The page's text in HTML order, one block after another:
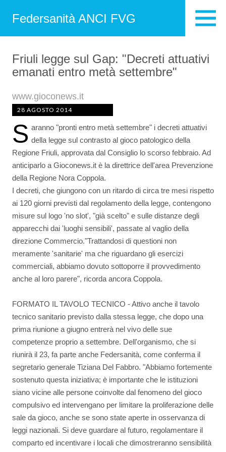
Federsanità ANCI FVG
Friuli legge sul Gap: "Decreti attuativi
emanati entro metà settembre"
www.gioconews.it
28 AGOSTO 2014
S aranno "pronti entro metà settembre" i decreti attuativi
della legge sul contrasto al gioco patologico della
Regione Friuli, approvata dal Consiglio lo scorso febbraio. Ad
anticiparlo a Gioconews.it è la direttrice dell'area Prevenzione
della Regione Nora Coppola.
I decreti, che giungono con un ritardo di circa tre mesi rispetto
ai 120 giorni previsti dal regolamento della legge, contengono
misure sul logo 'no slot', "già scelto" e sulle distanze degli
apparecchi dai 'luoghi sensibili', passate al vaglio della
direzione Commercio."Trattandosi di questioni non
meramente 'sanitarie' ma che riguardano gli esercizi
commerciali, abbiamo dovuto sottoporre il provvedimento
anche al loro parere", ricorda ancora Coppola.
FORMATO IL TAVOLO TECNICO - Attivo anche il tavolo
tecnico sanitario previsto dalla stessa legge, che dopo una
prima riunione a giugno entrerà nel vivo delle sue
competenze proprio a settembre. Dell'organismo, che si
riunirà il 23, fa parte anche Federsanità, come conferma il
segretario generale Tiziana Del Fabbro. "Abbiamo fortemente
sostenuto questa iniziativa; è importante che le istituzioni
siano vicine alle persone coinvolte dal fenomeno del gioco
compulsivo ed intervengano per limitare la proliferazione delle
sale da gioco, anche se sono state aperte in osservanza di
leggi nazionali. Si deve guardare al futuro, regolamentare il
comparto ed incentivare i locali che dimostreranno sensibilità